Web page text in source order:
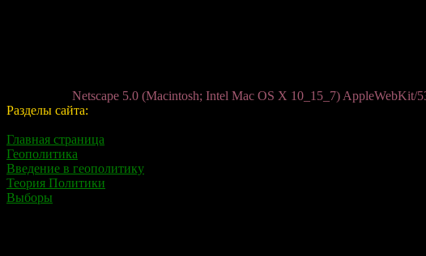
Netscape 5.0 (Macintosh; Intel Mac OS X 10_15_7)
Разделы сайта:
Главная страница
Геополитика
Введение в геополитику
Теория Политики
Выборы